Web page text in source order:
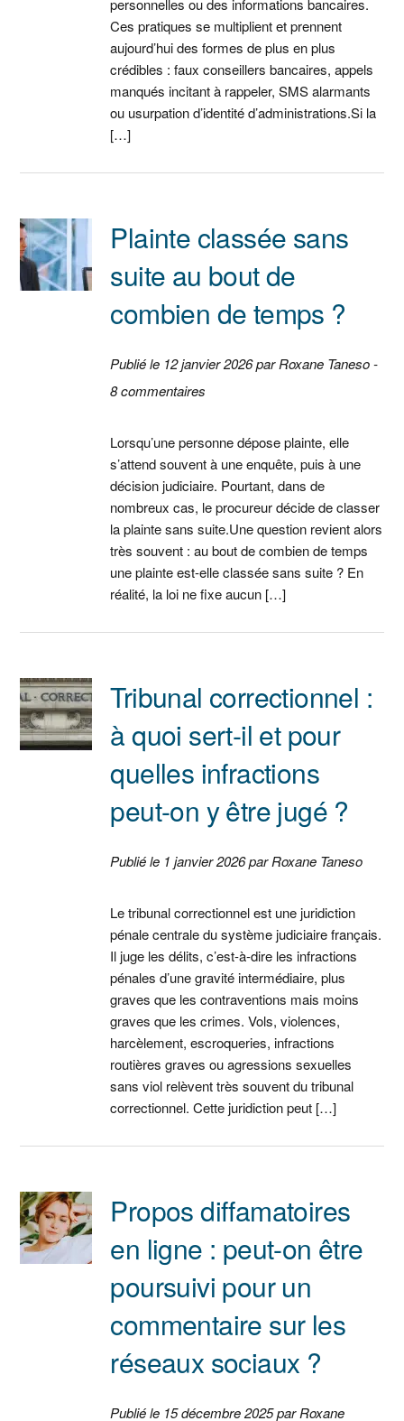
Ces pratiques se multiplient et prennent
aujourd’hui des formes de plus en plus
crédibles : faux conseillers bancaires, appels
manqués incitant à rappeler, SMS alarmants
ou usurpation d’identité d’administrations.Si la
[…]
Plainte classée sans
suite au bout de
combien de temps ?
Publié le 12 janvier 2026 par Roxane Taneso -
8 commentaires
Lorsqu’une personne dépose plainte, elle
s’attend souvent à une enquête, puis à une
décision judiciaire. Pourtant, dans de
nombreux cas, le procureur décide de classer
la plainte sans suite.Une question revient alors
très souvent : au bout de combien de temps
une plainte est-elle classée sans suite ? En
réalité, la loi ne fixe aucun […]
Tribunal correctionnel :
à quoi sert-il et pour
quelles infractions
peut-on y être jugé ?
Publié le 1 janvier 2026 par Roxane Taneso
Le tribunal correctionnel est une juridiction
pénale centrale du système judiciaire français.
Il juge les délits, c’est-à-dire les infractions
pénales d’une gravité intermédiaire, plus
graves que les contraventions mais moins
graves que les crimes. Vols, violences,
harcèlement, escroqueries, infractions
routières graves ou agressions sexuelles
sans viol relèvent très souvent du tribunal
correctionnel. Cette juridiction peut […]
Propos diffamatoires
en ligne : peut-on être
poursuivi pour un
commentaire sur les
réseaux sociaux ?
Publié le 15 décembre 2025 par Roxane